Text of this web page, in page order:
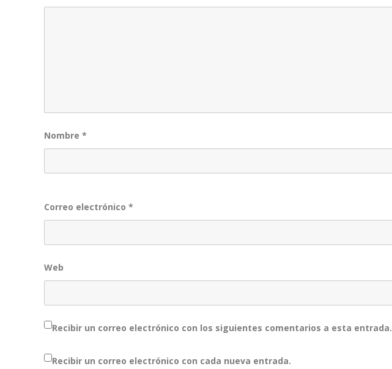
Nombre *
Correo electrónico *
Web
Recibir un correo electrónico con los siguientes comentarios a esta entrada.
Recibir un correo electrónico con cada nueva entrada.